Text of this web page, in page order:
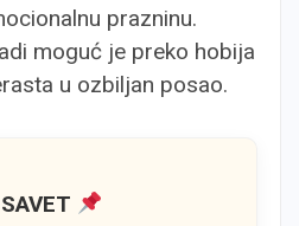
prazninu.
moguć je preko hobija
u ozbiljan posao.
SAVET